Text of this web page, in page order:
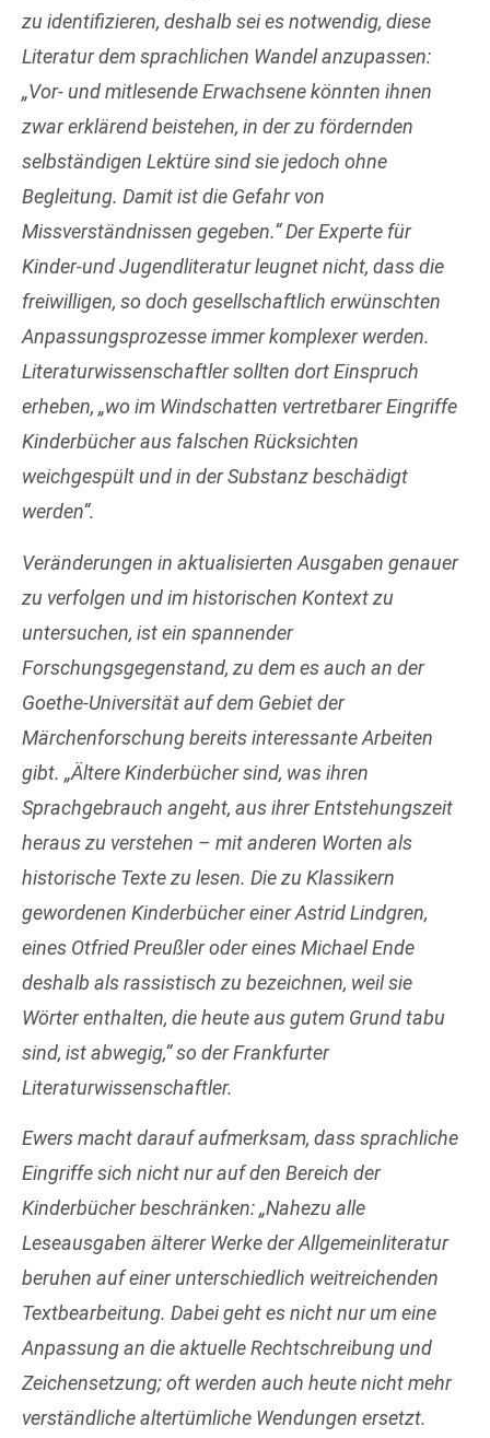
zu identifizieren, deshalb sei es notwendig, diese
Literatur dem sprachlichen Wandel anzupassen:
„Vor- und mitlesende Erwachsene könnten ihnen
zwar erklärend beistehen, in der zu fördernden
selbständigen Lektüre sind sie jedoch ohne
Begleitung. Damit ist die Gefahr von
Missverständnissen gegeben.“ Der Experte für
Kinder-und Jugendliteratur leugnet nicht, dass die
freiwilligen, so doch gesellschaftlich erwünschten
Anpassungsprozesse immer komplexer werden.
Literaturwissenschaftler sollten dort Einspruch
erheben, „wo im Windschatten vertretbarer Eingriffe
Kinderbücher aus falschen Rücksichten
weichgespült und in der Substanz beschädigt
werden“.
Veränderungen in aktualisierten Ausgaben genauer
zu verfolgen und im historischen Kontext zu
untersuchen, ist ein spannender
Forschungsgegenstand, zu dem es auch an der
Goethe-Universität auf dem Gebiet der
Märchenforschung bereits interessante Arbeiten
gibt. „Ältere Kinderbücher sind, was ihren
Sprachgebrauch angeht, aus ihrer Entstehungszeit
heraus zu verstehen – mit anderen Worten als
historische Texte zu lesen. Die zu Klassikern
gewordenen Kinderbücher einer Astrid Lindgren,
eines Otfried Preußler oder eines Michael Ende
deshalb als rassistisch zu bezeichnen, weil sie
Wörter enthalten, die heute aus gutem Grund tabu
sind, ist abwegig,“ so der Frankfurter
Literaturwissenschaftler.
Ewers macht darauf aufmerksam, dass sprachliche
Eingriffe sich nicht nur auf den Bereich der
Kinderbücher beschränken: „Nahezu alle
Leseausgaben älterer Werke der Allgemeinliteratur
beruhen auf einer unterschiedlich weitreichenden
Textbearbeitung. Dabei geht es nicht nur um eine
Anpassung an die aktuelle Rechtschreibung und
Zeichensetzung; oft werden auch heute nicht mehr
verständliche altertümliche Wendungen ersetzt.